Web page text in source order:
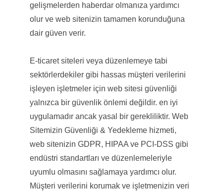
gelişmelerden haberdar olmanıza yardımcı
olur ve web sitenizin tamamen korunduğuna
dair güven verir.
E-ticaret siteleri veya düzenlemeye tabi
sektörlerdekiler gibi hassas müşteri verilerini
işleyen işletmeler için web sitesi güvenliği
yalnızca bir güvenlik önlemi değildir. en iyi
uygulamadır ancak yasal bir gerekliliktir. Web
Sitemizin Güvenliği & Yedekleme hizmeti,
web sitenizin GDPR, HIPAA ve PCI-DSS gibi
endüstri standartları ve düzenlemeleriyle
uyumlu olmasını sağlamaya yardımcı olur.
Müşteri verilerini korumak ve işletmenizin veri